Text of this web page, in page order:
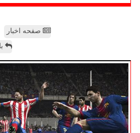
صفحه اخبار